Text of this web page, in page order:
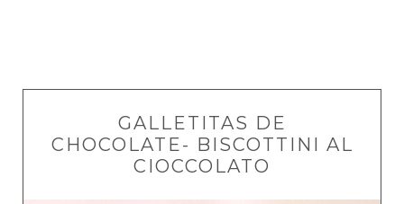
GALLETITAS DE
CHOCOLATE- BISCOTTINI AL
CIOCCOLATO